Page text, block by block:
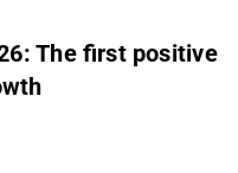
The first positive